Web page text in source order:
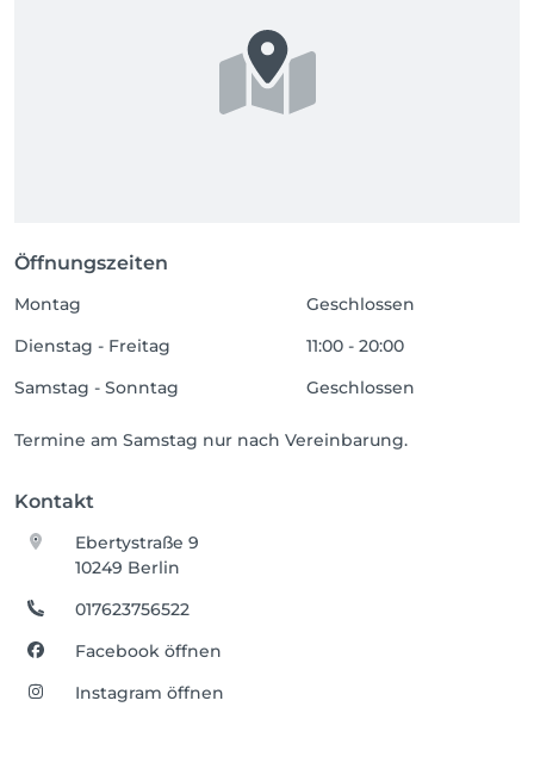
Öffnungszeiten
Montag
Geschlossen
Dienstag - Freitag
11:00 - 20:00
Samstag - Sonntag
Geschlossen
Termine am Samstag nur nach Vereinbarung.
Kontakt
Ebertystraße 9
10249 Berlin
017623756522
Facebook öffnen
Instagram öffnen